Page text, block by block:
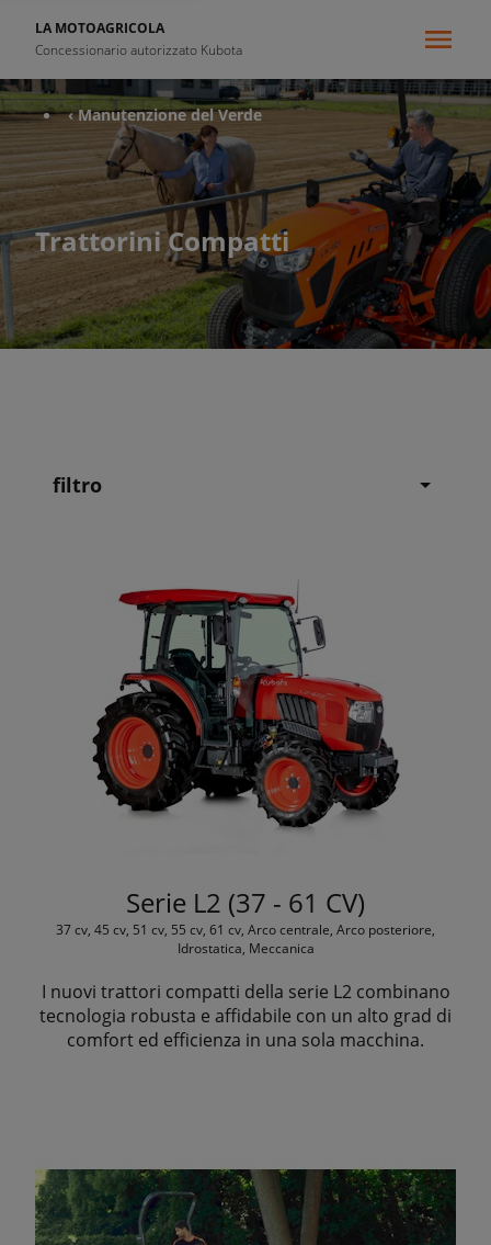
LA MOTOAGRICOLA
Concessionario autorizzato Kubota
‹ Manutenzione del Verde
Trattorini Compatti
filtro
Serie L2 (37 - 61 CV)
37 cv, 45 cv, 51 cv, 55 cv, 61 cv, Arco centrale, Arco posteriore,
Idrostatica, Meccanica
I nuovi trattori compatti della serie L2 combinano
tecnologia robusta e affidabile con un alto grad di
comfort ed efficienza in una sola macchina.